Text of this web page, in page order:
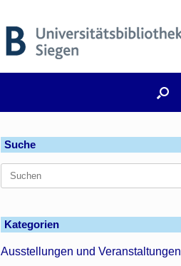
Suche
Suchen
Kategorien
Ausstellungen und Veranstaltungen